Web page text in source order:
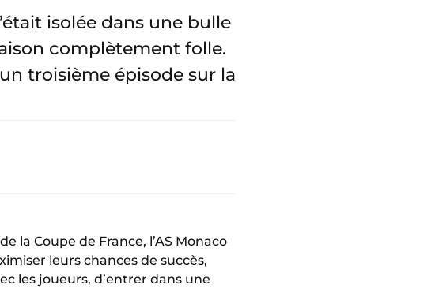
isolée dans une bulle
complètement folle.
troisième épisode sur la
la Coupe de France, l’AS Monaco
leurs chances de succès,
les joueurs, d’entrer dans une